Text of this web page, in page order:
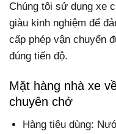
Chúng tôi sử dụng xe
giàu kinh nghiệm để
cấp phép vận chuyển
đúng tiến độ.
Mặt hàng nhà xe
chuyên chở
Hàng tiêu dùng: